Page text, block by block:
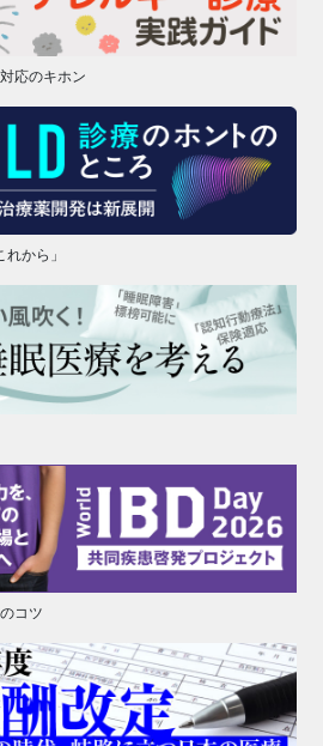
応のキホン
から」
コツ